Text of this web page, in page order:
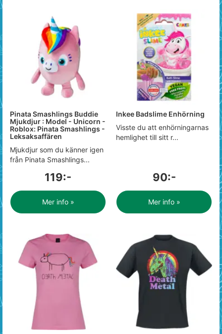
Pinata Smashlings Buddie
Mjukdjur : Model - Unicorn -
Roblox: Pinata Smashlings -
Leksaksaffären
Mjukdjur som du känner igen
från Pinata Smashlings...
119:-
Mer info »
Inkee Badslime Enhörning
Visste du att enhörningarnas
hemlighet till sitt r...
90:-
Mer info »